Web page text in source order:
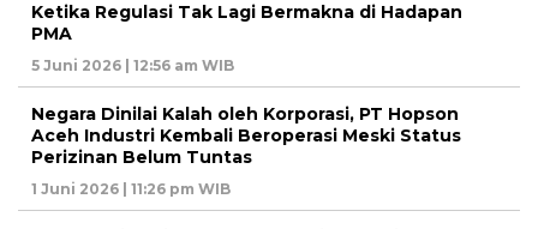
Ketika Regulasi Tak Lagi Bermakna di Hadapan
PMA
5 Juni 2026 | 12:56 am WIB
Negara Dinilai Kalah oleh Korporasi, PT Hopson
Aceh Industri Kembali Beroperasi Meski Status
Perizinan Belum Tuntas
1 Juni 2026 | 11:26 pm WIB